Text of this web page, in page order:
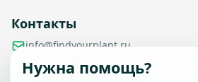
Контакты
info@findyourplant.ru
support@findyourplant.ru
findyourplantofficial@gmail.com
Нужна помощь?